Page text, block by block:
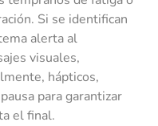
Si se identifican
alerta al
visuales,
hápticos,
para garantizar
el final.